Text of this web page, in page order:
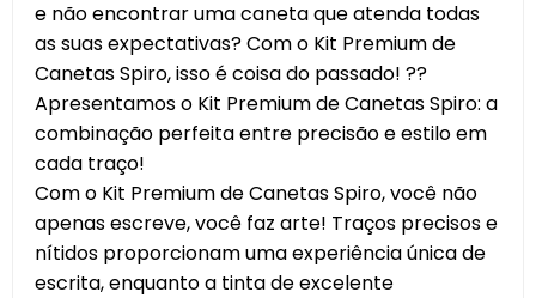
e não encontrar uma caneta que atenda todas
as suas expectativas? Com o Kit Premium de
Canetas Spiro, isso é coisa do passado! ??
Apresentamos o Kit Premium de Canetas Spiro: a
combinação perfeita entre precisão e estilo em
cada traço!
Com o Kit Premium de Canetas Spiro, você não
apenas escreve, você faz arte! Traços precisos e
nítidos proporcionam uma experiência única de
escrita, enquanto a tinta de excelente